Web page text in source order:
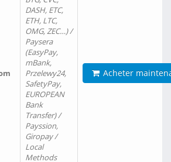
DASH, ETC,
ETH, LTC,
OMG, ZEC…) /
Paysera
(EasyPay,
mBank,
Przelewy24,
SafetyPay,
EUROPEAN
Bank
Transfer) /
Payssion,
Giropay /
Local
Methods
Acheter